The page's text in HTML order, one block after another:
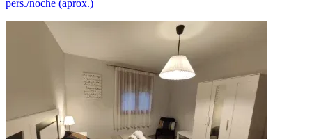
pers./noche (aprox.)